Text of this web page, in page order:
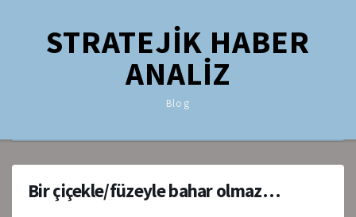
STRATEJİK HABER
ANALİZ
Blog
Bir çiçekle/füzeyle bahar olmaz…